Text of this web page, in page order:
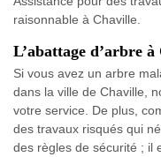
raisonnable à Chaville.
L’abattage d’arbre
Si vous avez un arbre
dans la ville de Chaville,
votre service. De plus,
des travaux risqués qui
des règles de sécurité ; il